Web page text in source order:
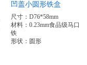
凹盖小圆形铁盒
尺寸：D76*58mm
材料：0.23mm食品级马口
铁
形状：圆形